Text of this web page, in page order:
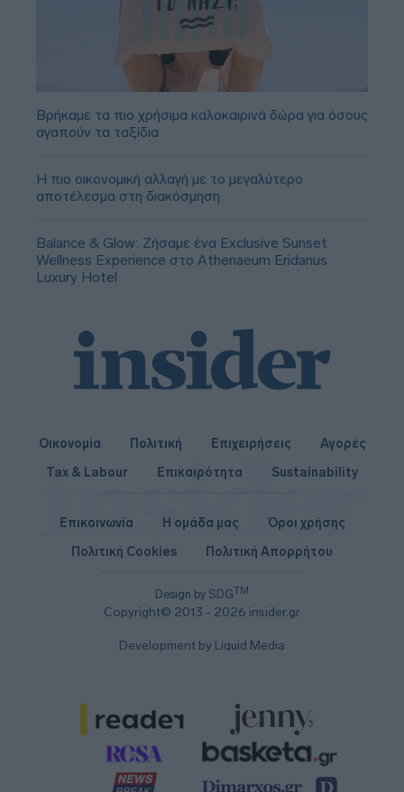
Βρήκαμε τα πιο χρήσιμα καλοκαιρινά δώρα για όσους
αγαπούν τα ταξίδια
Η πιο οικονομική αλλαγή με το μεγαλύτερο
αποτέλεσμα στη διακόσμηση
Balance & Glow: Ζήσαμε ένα Exclusive Sunset
Wellness Experience στο Athenaeum Eridanus
Luxury Hotel
Οικονομία Πολιτική Επιχειρήσεις
Αγορές
Tax & Labour
Επικαιρότητα Sustainability
Design by SDGTM
Copyright© 2013 - 2026 insider.gr
Επικοινωνία Η ομάδα μας
Όροι χρήσης
Πολιτική Cookies
Πολιτική Απορρήτου
Development by Liquid Media